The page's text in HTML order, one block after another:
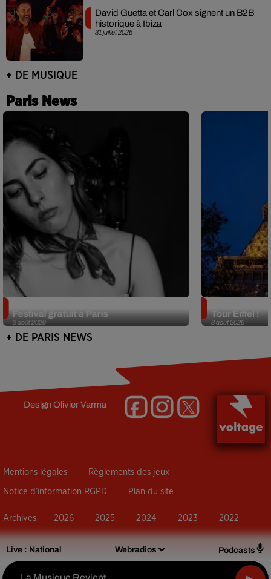
Live : National Webradios Podcasts
31 juillet 2026
David Guetta et Carl Cox signent un B2B
historique à Ibiza
+ DE MUSIQUE
Paris News
3 août 2026
Festival gratuit à Paris
3 août 2026
Tour Eiffel !
+ DE PARIS NEWS
DesignOlivier Varma
Mentions légales Règlements des jeux
Notice d’information RGPD Plan du site
Archives 2026 2025 2024 2023 2022